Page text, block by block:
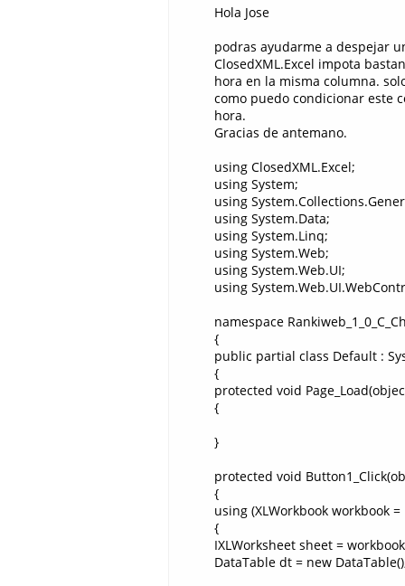
Hola Jose
podras ayudarme a despejar
ClosedXML.Excel impota
hora en la misma columna.
como puedo condicionar este
hora.
Gracias de antemano.
using ClosedXML.Excel;
using System;
using
using System.Data;
using System.Linq;
using System.Web;
using System.Web.UI;
using
namespace
{
public partial class Default :
{
protected void
{
}
protected void
{
using (XLWorkbook workbook
{
IXLWorksheet sheet =
DataTable dt = new